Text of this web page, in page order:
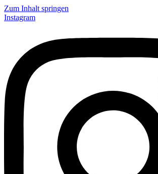
Zum Inhalt springen
Instagram